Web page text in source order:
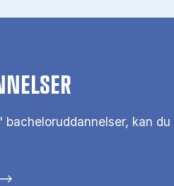
bacheloruddannelser, kan du